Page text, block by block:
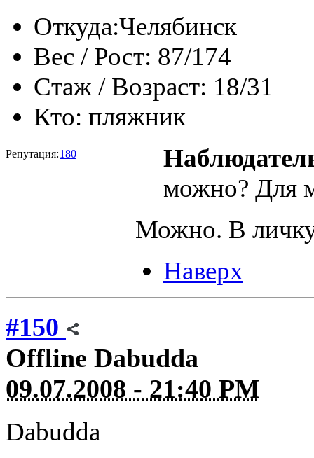
Откуда:Челябинск
Вес / Рост: 87/174
Стаж / Возраст: 18/31
Кто: пляжник
Репутация:180
можно? Для
Можно. В личку
Наверх
#150
Offline Dabudda
09.07.2008 - 21:40 PM
Dabudda